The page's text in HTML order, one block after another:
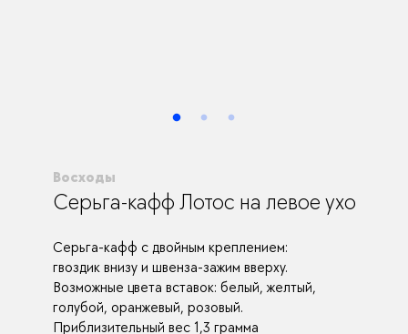
Восходы
Серьга-кафф Лотос на левое ухо
Серьга-кафф с двойным креплением:
гвоздик внизу и швенза-зажим вверху.
Возможные цвета вставок: белый, желтый,
голубой, оранжевый, розовый.
Приблизительный вес 1,3 грамма